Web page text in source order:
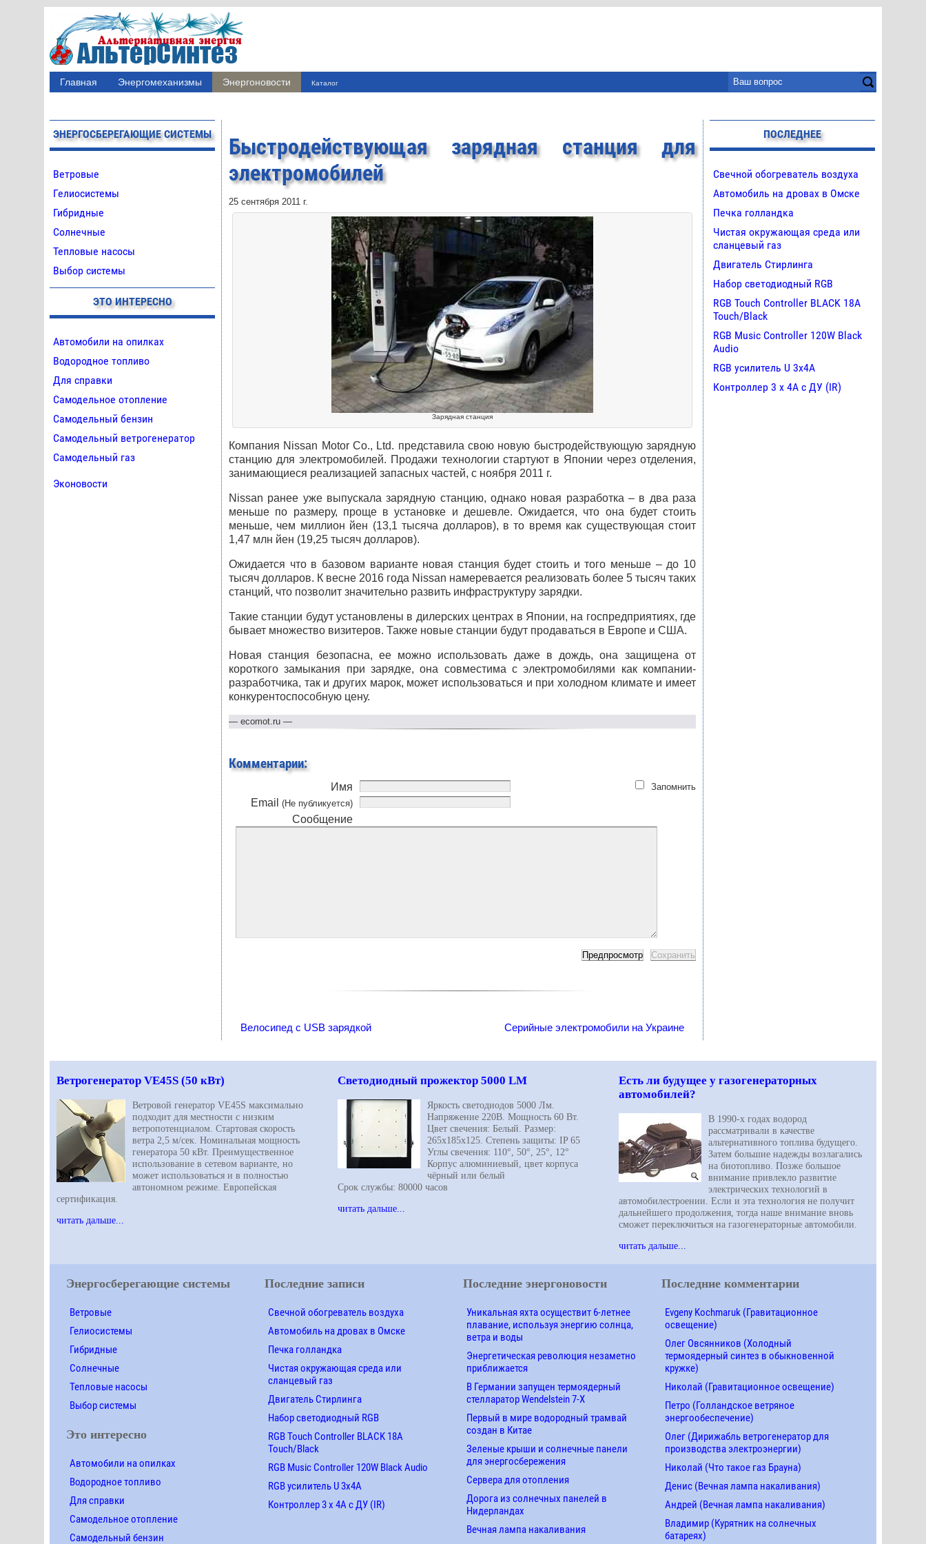
Главная Энергомеханизмы Энергоновости Каталог
ЭНЕРГОСБЕРЕГАЮЩИЕ СИСТЕМЫ
Ветровые
Гелиосистемы
Гибридные
Солнечные
Тепловые насосы
Выбор системы
ЭТО ИНТЕРЕСНО
Автомобили на опилках
Водородное топливо
Для справки
Самодельное отопление
Самодельный бензин
Самодельный ветрогенератор
Самодельный газ
Эконовости
Быстродействующая зарядная станция для
электромобилей
25 сентября 2011 г.
Зарядная станция
Компания Nissan Motor Co., Ltd. представила свою новую быстродействующую зарядную
станцию для электромобилей. Продажи технологии стартуют в Японии через отделения,
занимающиеся реализацией запасных частей, с ноября 2011 г.
Nissan ранее уже выпускала зарядную станцию, однако новая разработка – в два раза
меньше по размеру, проще в установке и дешевле. Ожидается, что она будет стоить
меньше, чем миллион йен (13,1 тысяча долларов), в то время как существующая стоит
1,47 млн йен (19,25 тысяч долларов).
Ожидается что в базовом варианте новая станция будет стоить и того меньше – до 10
тысяч долларов. К весне 2016 года Nissan намеревается реализовать более 5 тысяч таких
станций, что позволит значительно развить инфраструктуру зарядки.
Такие станции будут установлены в дилерских центрах в Японии, на госпредприятиях, где
бывает множество визитеров. Также новые станции будут продаваться в Европе и США.
Новая станция безопасна, ее можно использовать даже в дождь, она защищена от
короткого замыкания при зарядке, она совместима с электромобилями как компании-
разработчика, так и других марок, может использоваться и при холодном климате и имеет
конкурентоспособную цену.
— ecomot.ru —
Комментарии:
Запомнить
Имя
Email (Не публикуется)
Сообщение
Велосипед с USB зарядкой Серийные электромобили на Украине
ПОСЛЕДНЕЕ
Свечной обогреватель воздуха
Автомобиль на дровах в Омске
Печка голландка
Чистая окружающая среда или
сланцевый газ
Двигатель Стирлинга
Набор светодиодный RGB
RGB Touch Controller BLACK 18A
Touch/Black
RGB Music Controller 120W Black
Audio
RGB усилитель U 3х4A
Контроллер 3 х 4А с ДУ (IR)
Ветрогенератор VE45S (50 кВт)
Ветровой генератор VE45S максимально
подходит для местности с низким
ветропотенциалом. Стартовая скорость
ветра 2,5 м/сек. Номинальная мощность
генератора 50 кВт. Преимущественное
использование в сетевом варианте, но
может использоваться и в полностью
автономном режиме. Европейская
сертификация.
читать дальше...
Светодиодный прожектор 5000 LM
Яркость светодиодов 5000 Лм.
Напряжение 220В. Мощность 60 Вт.
Цвет свечения: Белый. Размер:
265х185х125. Степень защиты: IP 65
Углы свечения: 110°, 50°, 25°, 12°
Корпус алюминиевый, цвет корпуса
чёрный или белый
Срок службы: 80000 часов
читать дальше...
Есть ли будущее у газогенераторных
автомобилей?
В 1990-х годах водород
рассматривали в качестве
альтернативного топлива будущего.
Затем большие надежды возлагались
на биотопливо. Позже большое
внимание привлекло развитие
электрических технологий в
автомобилестроении. Если и эта технология не получит
дальнейшего продолжения, тогда наше внимание вновь
сможет переключиться на газогенераторные автомобили.
читать дальше...
Энергосберегающие системы
Ветровые
Гелиосистемы
Гибридные
Солнечные
Тепловые насосы
Выбор системы
Это интересно
Автомобили на опилках
Водородное топливо
Для справки
Самодельное отопление
Самодельный бензин
Последние записи
Свечной обогреватель воздуха
Автомобиль на дровах в Омске
Печка голландка
Чистая окружающая среда или
сланцевый газ
Двигатель Стирлинга
Набор светодиодный RGB
RGB Touch Controller BLACK 18A
Touch/Black
RGB Music Controller 120W Black Audio
RGB усилитель U 3х4A
Контроллер 3 х 4А с ДУ (IR)
Последние энергоновости
Уникальная яхта осуществит 6-летнее
плавание, используя энергию солнца,
ветра и воды
Энергетическая революция незаметно
приближается
В Германии запущен термоядерный
стелларатор Wendelstein 7-X
Первый в мире водородный трамвай
создан в Китае
Зеленые крыши и солнечные панели
для энергосбережения
Сервера для отопления
Дорога из солнечных панелей в
Нидерландах
Вечная лампа накаливания
Последние комментарии
Evgeny Kochmaruk (Гравитационное
освещение)
Олег Овсянников (Холодный
термоядерный синтез в обыкновенной
кружке)
Николай (Гравитационное освещение)
Петро (Голландское ветряное
энергообеспечение)
Олег (Дирижабль ветрогенератор для
производства электроэнергии)
Николай (Что такое газ Брауна)
Денис (Вечная лампа накаливания)
Андрей (Вечная лампа накаливания)
Владимир (Курятник на солнечных
батареях)